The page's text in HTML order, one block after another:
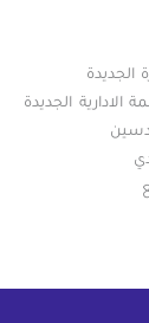
الجديدة
الادارية الجديدة